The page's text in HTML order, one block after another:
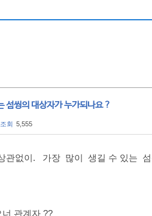
섬씽의 대상자가 누가되나요 ?
조회 5,555
관없이. 가장 많이 생길 수 있는
관계자 ??